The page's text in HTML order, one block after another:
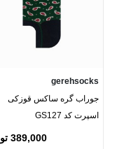
gerehsocks
جوراب گره ساکس قوزکی
اسپرت کد GS127
389,000 تومان